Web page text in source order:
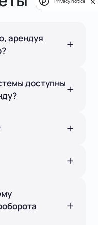
арендуя
доступны